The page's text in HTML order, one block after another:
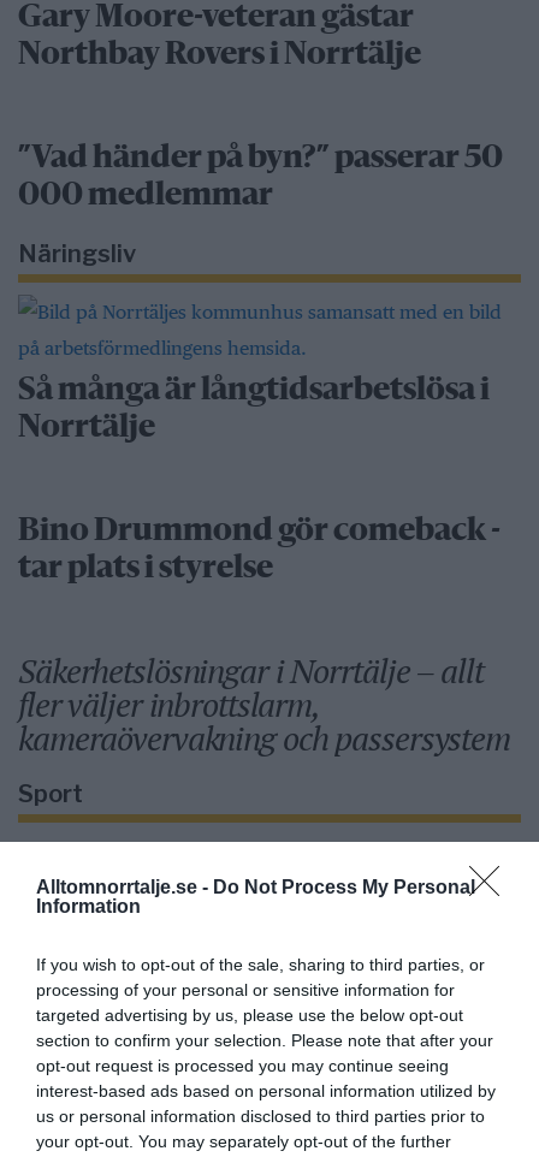
Alltomnorrtalje.se - Do Not Process My Personal
Information
If you wish to opt-out of the sale, sharing to third parties, or
processing of your personal or sensitive information for
targeted advertising by us, please use the below opt-out
section to confirm your selection. Please note that after your
opt-out request is processed you may continue seeing
interest-based ads based on personal information utilized by
us or personal information disclosed to third parties prior to
your opt-out. You may separately opt-out of the further
Gary Moore-veteran gästar
Northbay Rovers i Norrtälje
”Vad händer på byn?” passerar 50
000 medlemmar
Näringsliv
Så många är långtidsarbetslösa i
Norrtälje
Bino Drummond gör comeback -
tar plats i styrelse
Säkerhetslösningar i Norrtälje – allt
fler väljer inbrottslarm,
kameraövervakning och passersystem
Sport
Rospiggarna laddar för
BKV går med i nytt
fotbollsnätverk med AIK